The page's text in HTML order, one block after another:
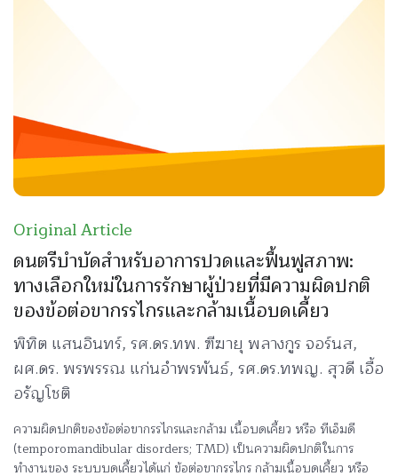
Original Article
ดนตรีบำบัดสำหรับอาการปวดและฟื้นฟูสภาพ:
ทางเลือกใหม่ในการรักษาผู้ป่วยที่มีความผิดปกติ
ของข้อต่อขากรรไกรและกล้ามเนื้อบดเคี้ยว
พิทิต แสนอินทร์, รศ.ดร.ทพ. ฑีฆายุ พลางกูร จอร์นส,
ผศ.ดร. พรพรรณ แก่นอำพรพันธ์, รศ.ดร.ทพญ. สุวดี เอื้อ
อรัญโชติ
ความผิดปกติของข้อต่อขากรรไกรและกล้าม เนื้อบดเคี้ยว หรือ ทีเอ็มดี
(temporomandibular disorders; TMD) เป็นความผิดปกติในการ
ทำงานของ ระบบบดเคี้ยวได้แก่ ข้อต่อขากรรไกร กล้ามเนื้อบดเคี้ยว หรือ